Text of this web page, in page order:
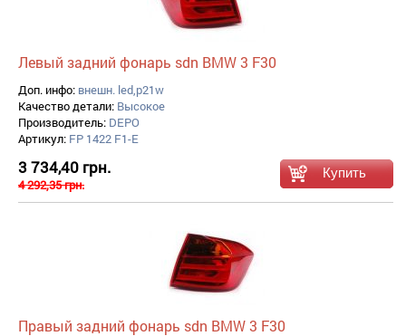
Левый задний фонарь sdn BMW 3 F30
Доп. инфо: внешн. led,p21w
Качество детали: Высокое
Производитель: DEPO
Артикул: FP 1422 F1-E
3 734,40 грн.
4 292,35 грн.
Правый задний фонарь sdn BMW 3 F30